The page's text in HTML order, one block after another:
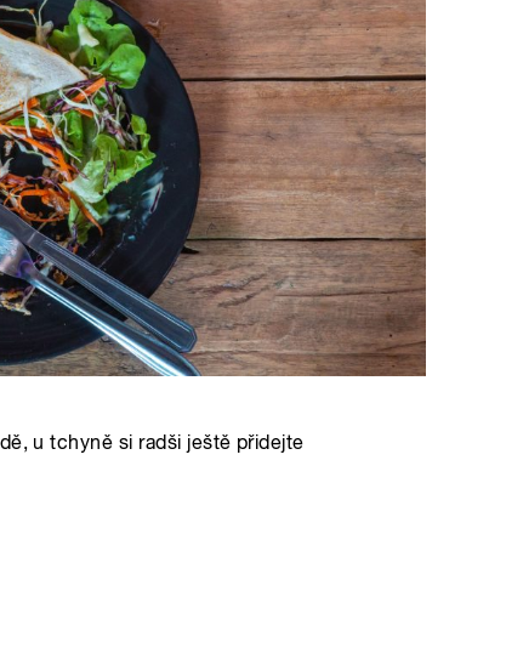
u tchyně si radši ještě přidejte